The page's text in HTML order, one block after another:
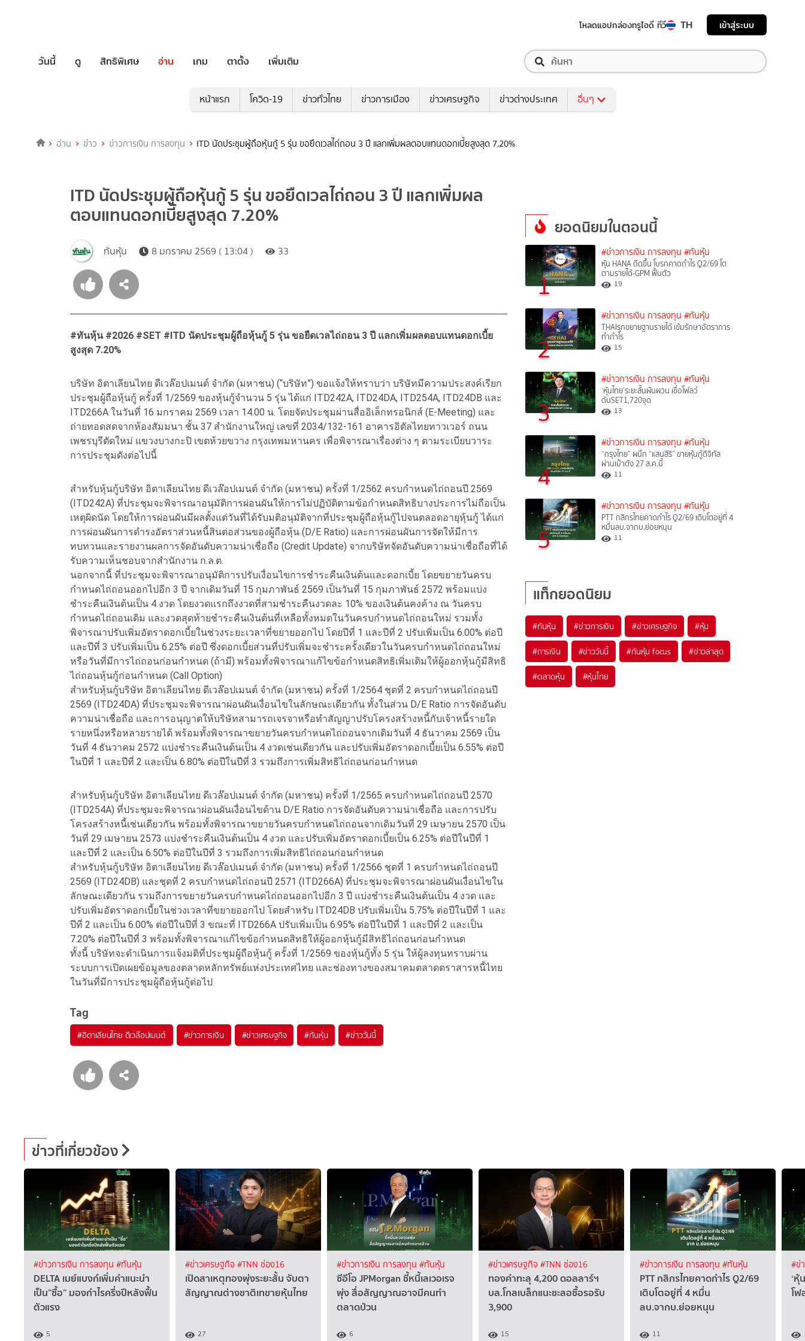
โหลดแอปกล่องทรูไอดี ทีวี TH เข้าสู่ระบบ
วันนี้ ดู สิทธิพิเศษ อ่าน เกม ตาตั้ง เพิ่มเติม
หน้าแรก โควิด-19 ข่าวทั่วไทย ข่าวการเมือง ข่าวเศรษฐกิจ ข่าวต่างประเทศ อื่นๆ
อ่าน ข่าว ข่าวการเงิน การลงทุน ITD นัดประชุมผู้ถือหุ้นกู้ 5 รุ่น ขอยืดเวลไถ่ถอน 3 ปี แลกเพิ่มผลตอบแทนดอกเบี้ยสูงสุด 7.20%
ITD นัดประชุมผู้ถือหุ้นกู้ 5 รุ่น ขอยืดเวลไถ่ถอน 3 ปี แลกเพิ่มผล
ตอบแทนดอกเบี้ยสูงสุด 7.20%
ทันหุ้น 8 มกราคม 2569 ( 13:04 ) 33
#ทันหุ้น #2026 #SET #ITD นัดประชุมผู้ถือหุ้นกู้ 5 รุ่น ขอยืดเวลไถ่ถอน 3 ปี แลกเพิ่มผลตอบแทนดอกเบี้ย
สูงสุด 7.20%
บริษัท อิตาเลียนไทย ดีเวล๊อปเมนต์ จำกัด (มหาชน) (“บริษัท”) ขอแจ้งให้ทราบว่า บริษัทมีความประสงค์เรียก
ประชุมผู้ถือหุ้นกู้ ครั้งที่ 1/2569 ของหุ้นกู้จำนวน 5 รุ่น ได้แก่ ITD242A, ITD24DA, ITD254A, ITD24DB และ
ITD266A ในวันที่ 16 มกราคม 2569 เวลา 14.00 น. โดยจัดประชุมผ่านสื่ออิเล็กทรอนิกส์ (E-Meeting) และ
ถ่ายทอดสดจากห้องสัมมนา ชั้น 37 สำนักงานใหญ่ เลขที่ 2034/132-161 อาคารอิตัลไทยทาวเวอร์ ถนน
เพชรบุรีตัดใหม่ แขวงบางกะปิ เขตห้วยขวาง กรุงเทพมหานคร เพื่อพิจารณาเรื่องต่าง ๆ ตามระเบียบวาระ
การประชุมดังต่อไปนี้
สำหรับหุ้นกู้บริษัท อิตาเลียนไทย ดีเวล๊อปเมนต์ จำกัด (มหาชน) ครั้งที่ 1/2562 ครบกำหนดไถ่ถอนปี 2569
(ITD242A) ที่ประชุมจะพิจารณาอนุมัติการผ่อนผันให้การไม่ปฏิบัติตามข้อกำหนดสิทธิบางประการไม่ถือเป็น
เหตุผิดนัด โดยให้การผ่อนผันมีผลตั้งแต่วันที่ได้รับมติอนุมัติจากที่ประชุมผู้ถือหุ้นกู้ไปจนตลอดอายุหุ้นกู้ ได้แก่
การผ่อนผันการดำรงอัตราส่วนหนี้สินต่อส่วนของผู้ถือหุ้น (D/E Ratio) และการผ่อนผันการจัดให้มีการ
ทบทวนและรายงานผลการจัดอันดับความน่าเชื่อถือ (Credit Update) จากบริษัทจัดอันดับความน่าเชื่อถือที่ได้
รับความเห็นชอบจากสำนักงาน ก.ล.ต.
นอกจากนี้ ที่ประชุมจะพิจารณาอนุมัติการปรับเงื่อนไขการชำระคืนเงินต้นและดอกเบี้ย โดยขยายวันครบ
กำหนดไถ่ถอนออกไปอีก 3 ปี จากเดิมวันที่ 15 กุมภาพันธ์ 2569 เป็นวันที่ 15 กุมภาพันธ์ 2572 พร้อมแบ่ง
ชำระคืนเงินต้นเป็น 4 งวด โดยงวดแรกถึงงวดที่สามชำระคืนงวดละ 10% ของเงินต้นคงค้าง ณ วันครบ
กำหนดไถ่ถอนเดิม และงวดสุดท้ายชำระคืนเงินต้นที่เหลือทั้งหมดในวันครบกำหนดไถ่ถอนใหม่ รวมทั้ง
พิจารณาปรับเพิ่มอัตราดอกเบี้ยในช่วงระยะเวลาที่ขยายออกไป โดยปีที่ 1 และปีที่ 2 ปรับเพิ่มเป็น 6.00% ต่อปี
และปีที่ 3 ปรับเพิ่มเป็น 6.25% ต่อปี ซึ่งดอกเบี้ยส่วนที่ปรับเพิ่มจะชำระครั้งเดียวในวันครบกำหนดไถ่ถอนใหม่
หรือวันที่มีการไถ่ถอนก่อนกำหนด (ถ้ามี) พร้อมทั้งพิจารณาแก้ไขข้อกำหนดสิทธิเพิ่มเติมให้ผู้ออกหุ้นกู้มีสิทธิ
ไถ่ถอนหุ้นกู้ก่อนกำหนด (Call Option)
สำหรับหุ้นกู้บริษัท อิตาเลียนไทย ดีเวล๊อปเมนต์ จำกัด (มหาชน) ครั้งที่ 1/2564 ชุดที่ 2 ครบกำหนดไถ่ถอนปี
2569 (ITD24DA) ที่ประชุมจะพิจารณาผ่อนผันเงื่อนไขในลักษณะเดียวกัน ทั้งในส่วน D/E Ratio การจัดอันดับ
ความน่าเชื่อถือ และการอนุญาตให้บริษัทสามารถเจรจาหรือทำสัญญาปรับโครงสร้างหนี้กับเจ้าหนี้รายใด
รายหนึ่งหรือหลายรายได้ พร้อมทั้งพิจารณาขยายวันครบกำหนดไถ่ถอนจากเดิมวันที่ 4 ธันวาคม 2569 เป็น
วันที่ 4 ธันวาคม 2572 แบ่งชำระคืนเงินต้นเป็น 4 งวดเช่นเดียวกัน และปรับเพิ่มอัตราดอกเบี้ยเป็น 6.55% ต่อปี
ในปีที่ 1 และปีที่ 2 และเป็น 6.80% ต่อปีในปีที่ 3 รวมถึงการเพิ่มสิทธิไถ่ถอนก่อนกำหนด
สำหรับหุ้นกู้บริษัท อิตาเลียนไทย ดีเวล๊อปเมนต์ จำกัด (มหาชน) ครั้งที่ 1/2565 ครบกำหนดไถ่ถอนปี 2570
(ITD254A) ที่ประชุมจะพิจารณาผ่อนผันเงื่อนไขด้าน D/E Ratio การจัดอันดับความน่าเชื่อถือ และการปรับ
โครงสร้างหนี้เช่นเดียวกัน พร้อมทั้งพิจารณาขยายวันครบกำหนดไถ่ถอนจากเดิมวันที่ 29 เมษายน 2570 เป็น
วันที่ 29 เมษายน 2573 แบ่งชำระคืนเงินต้นเป็น 4 งวด และปรับเพิ่มอัตราดอกเบี้ยเป็น 6.25% ต่อปีในปีที่ 1
และปีที่ 2 และเป็น 6.50% ต่อปีในปีที่ 3 รวมถึงการเพิ่มสิทธิไถ่ถอนก่อนกำหนด
สำหรับหุ้นกู้บริษัท อิตาเลียนไทย ดีเวล๊อปเมนต์ จำกัด (มหาชน) ครั้งที่ 1/2566 ชุดที่ 1 ครบกำหนดไถ่ถอนปี
2569 (ITD24DB) และชุดที่ 2 ครบกำหนดไถ่ถอนปี 2571 (ITD266A) ที่ประชุมจะพิจารณาผ่อนผันเงื่อนไขใน
ลักษณะเดียวกัน รวมถึงการขยายวันครบกำหนดไถ่ถอนออกไปอีก 3 ปี แบ่งชำระคืนเงินต้นเป็น 4 งวด และ
ปรับเพิ่มอัตราดอกเบี้ยในช่วงเวลาที่ขยายออกไป โดยสำหรับ ITD24DB ปรับเพิ่มเป็น 5.75% ต่อปีในปีที่ 1 และ
ปีที่ 2 และเป็น 6.00% ต่อปีในปีที่ 3 ขณะที่ ITD266A ปรับเพิ่มเป็น 6.95% ต่อปีในปีที่ 1 และปีที่ 2 และเป็น
7.20% ต่อปีในปีที่ 3 พร้อมทั้งพิจารณาแก้ไขข้อกำหนดสิทธิให้ผู้ออกหุ้นกู้มีสิทธิไถ่ถอนก่อนกำหนด
ทั้งนี้ บริษัทจะดำเนินการแจ้งมติที่ประชุมผู้ถือหุ้นกู้ ครั้งที่ 1/2569 ของหุ้นกู้ทั้ง 5 รุ่น ให้ผู้ลงทุนทราบผ่าน
ระบบการเปิดเผยข้อมูลของตลาดหลักทรัพย์แห่งประเทศไทย และช่องทางของสมาคมตลาดตราสารหนี้ไทย
ในวันที่มีการประชุมผู้ถือหุ้นกู้ต่อไป
Tag
#อิตาเลียนไทย ดีเวล๊อปเมนต์ #ข่าวการเงิน #ข่าวเศรษฐกิจ #ทันหุ้น #ข่าววันนี้
ยอดนิยมในตอนนี้
1
#ข่าวการเงิน การลงทุน #ทันหุ้น
หุ้น HANA ดีดขึ้น โบรกคาดกำไร Q2/69 โต
ตามรายได้-GPM ฟื้นตัว
19
2
#ข่าวการเงิน การลงทุน #ทันหุ้น
THAIรุกขยายฐานรายได้ เข้มรักษาอัตราการ
ทำกำไร
15
3
#ข่าวการเงิน การลงทุน #ทันหุ้น
‘หุ้นไทย’ระยะสั้นผันผวน เชื่อโฟลว์
ดันSET1,720จุด
13
4
#ข่าวการเงิน การลงทุน #ทันหุ้น
“กรุงไทย” ผนึก “แสนสิริ” ขายหุ้นกู้ดิจิทัล
ผ่านเป๋าตัง 27 ส.ค.นี้
11
5
#ข่าวการเงิน การลงทุน #ทันหุ้น
PTT กสิกรไทยคาดกำไร Q2/69 เติบโตอยู่ที่ 4
หมื่นลบ.จากบ.ย่อยหนุน
11
แท็กยอดนิยม
#ทันหุ้น #ข่าวการเงิน #ข่าวเศรษฐกิจ #หุ้น
#การเงิน #ข่าววันนี้ #ทันหุ้น focus #ข่าวล่าสุด
#ตลาดหุ้น #หุ้นไทย
ข่าวที่เกี่ยวข้อง
#ข่าวการเงิน การลงทุน #ทันหุ้น
DELTA เมย์แบงก์เพิ่มคำแนะนำ
เป็น”ซื้อ” มองกำไรครึ่งปีหลังฟื้น
ตัวแรง
5
#ข่าวเศรษฐกิจ #TNN ช่อง16
เปิดสาเหตุทองพุ่งระยะสั้น จับตา
สัญญาณต่างชาติเทขายหุ้นไทย
27
#ข่าวการเงิน การลงทุน #ทันหุ้น
ซีอีโอ JPMorgan ชี้หนี้เลเวอเรจ
พุ่ง สื่อสัญญาณอาจมีคนทำ
ตลาดป่วน
6
#ข่าวเศรษฐกิจ #TNN ช่อง16
ทองคำทะลุ 4,200 ดอลลาร์ฯ
บล.โกลเบล็กแนะชะลอซื้อรอรับ
3,900
15
#ข่าวการเงิน การลงทุน #ทันหุ้น
PTT กสิกรไทยคาดกำไร Q2/69
เติบโตอยู่ที่ 4 หมื่น
ลบ.จากบ.ย่อยหนุน
11
#ข่
‘หุ้
โฟ